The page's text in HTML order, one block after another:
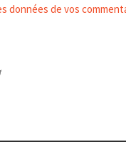
données de vos